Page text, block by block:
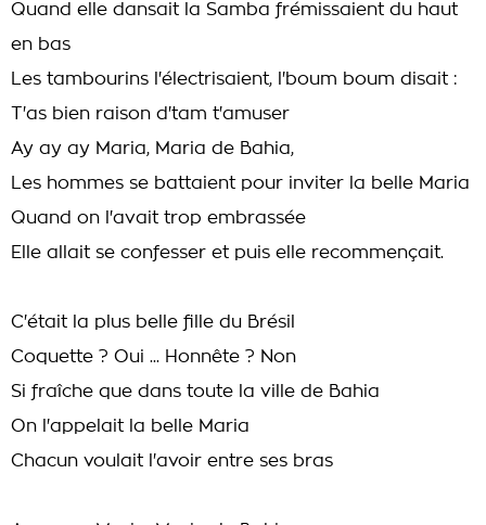
Quand elle dansait la Samba frémissaient du haut
en bas
Les tambourins l'électrisaient, l'boum boum disait :
T'as bien raison d'tam t'amuser
Ay ay ay Maria, Maria de Bahia,
Les hommes se battaient pour inviter la belle Maria
Quand on l'avait trop embrassée
Elle allait se confesser et puis elle recommençait.
C'était la plus belle fille du Brésil
Coquette ? Oui ... Honnête ? Non
Si fraîche que dans toute la ville de Bahia
On l'appelait la belle Maria
Chacun voulait l'avoir entre ses bras